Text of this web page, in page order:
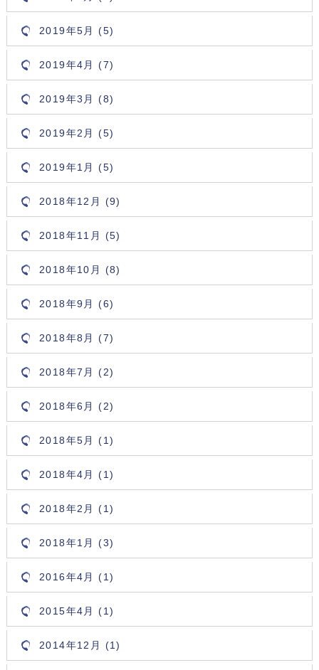
2019年5月 (5)
2019年4月 (7)
2019年3月 (8)
2019年2月 (5)
2019年1月 (5)
2018年12月 (9)
2018年11月 (5)
2018年10月 (8)
2018年9月 (6)
2018年8月 (7)
2018年7月 (2)
2018年6月 (2)
2018年5月 (1)
2018年4月 (1)
2018年2月 (1)
2018年1月 (3)
2016年4月 (1)
2015年4月 (1)
2014年12月 (1)